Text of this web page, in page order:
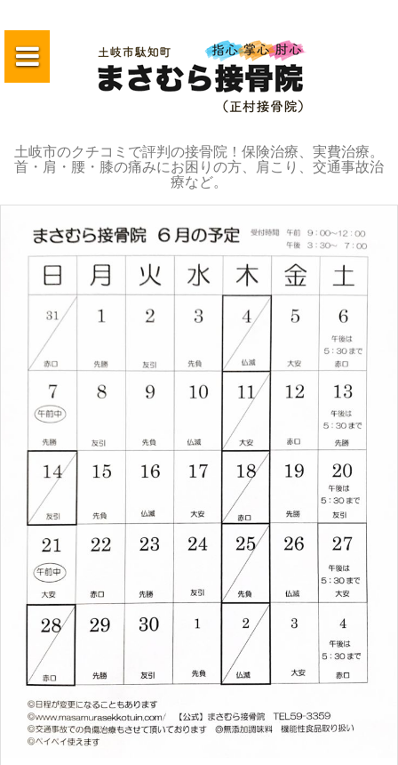
ン
ン
ッ
土岐市のクチコミで評判の接骨院！保険治療、実費治療。
首・肩・腰・膝の痛みにお困りの方、肩こり、交通事故治
療など。